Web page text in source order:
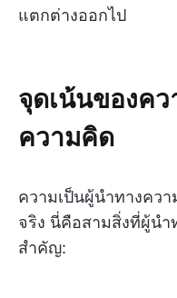
แตกต่างออกไป
จุดเน้นของค
ความคิด
ความเป็นผู้นำทางค
จริง นี่คือสามสิ่งที่ผู้น
สำคัญ: